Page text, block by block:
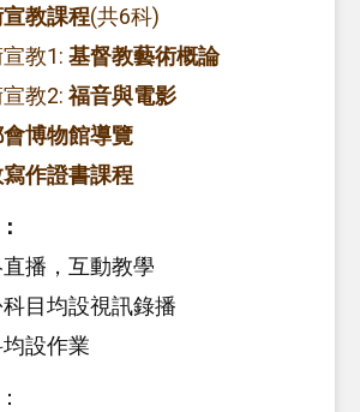
教課程(共6科)
教1: 基督教藝術概論
教2: 福音與電影
博物館導覽
作證書課程
播，互動教學
目均設視訊錄播
設作業
：